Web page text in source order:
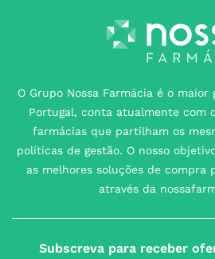
O Grupo Nossa Farmácia é o
Portugal, conta atualmente com
farmácias que partilham os
políticas de gestão. O nosso
as melhores soluções de compra
através da
Subscreva para receber